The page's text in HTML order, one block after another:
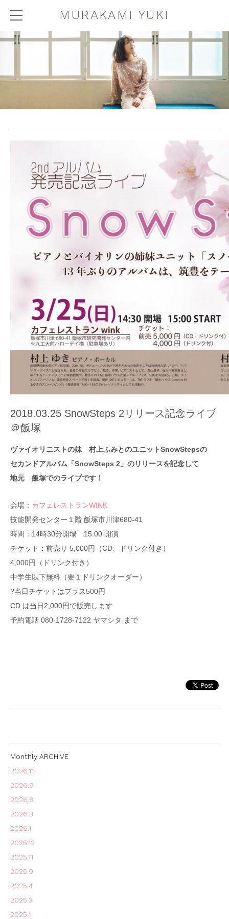
MURAKAMI YUKI
2018.03.25 SnowSteps 2リリース記念ライブ
＠飯塚
ヴァイオリニストの妹 村上ふみとのユニットSnowStepsの
セカンドアルバム「SnowSteps 2」のリリースを記念して
地元 飯塚でのライブです！
会場： カフェレストランWINK
技能開発センター１階 飯塚市川津680-41
時間：14時30分開場 15:00 開演
チケット：前売り 5,000円（CD、ドリンク付き）
4,000円（ドリンク付き）
中学生以下無料（要１ドリンクオーダー）
?当日チケットはプラス500円
CD は当日2,000円で販売します
予約電話 080-1728-7122 ヤマシタ まで
Monthly ARCHIVE
2026.11
2026.9
2026.8
2026.3
2026.1
2025.12
2025.11
2025.9
2025.4
2025.3
2025.1